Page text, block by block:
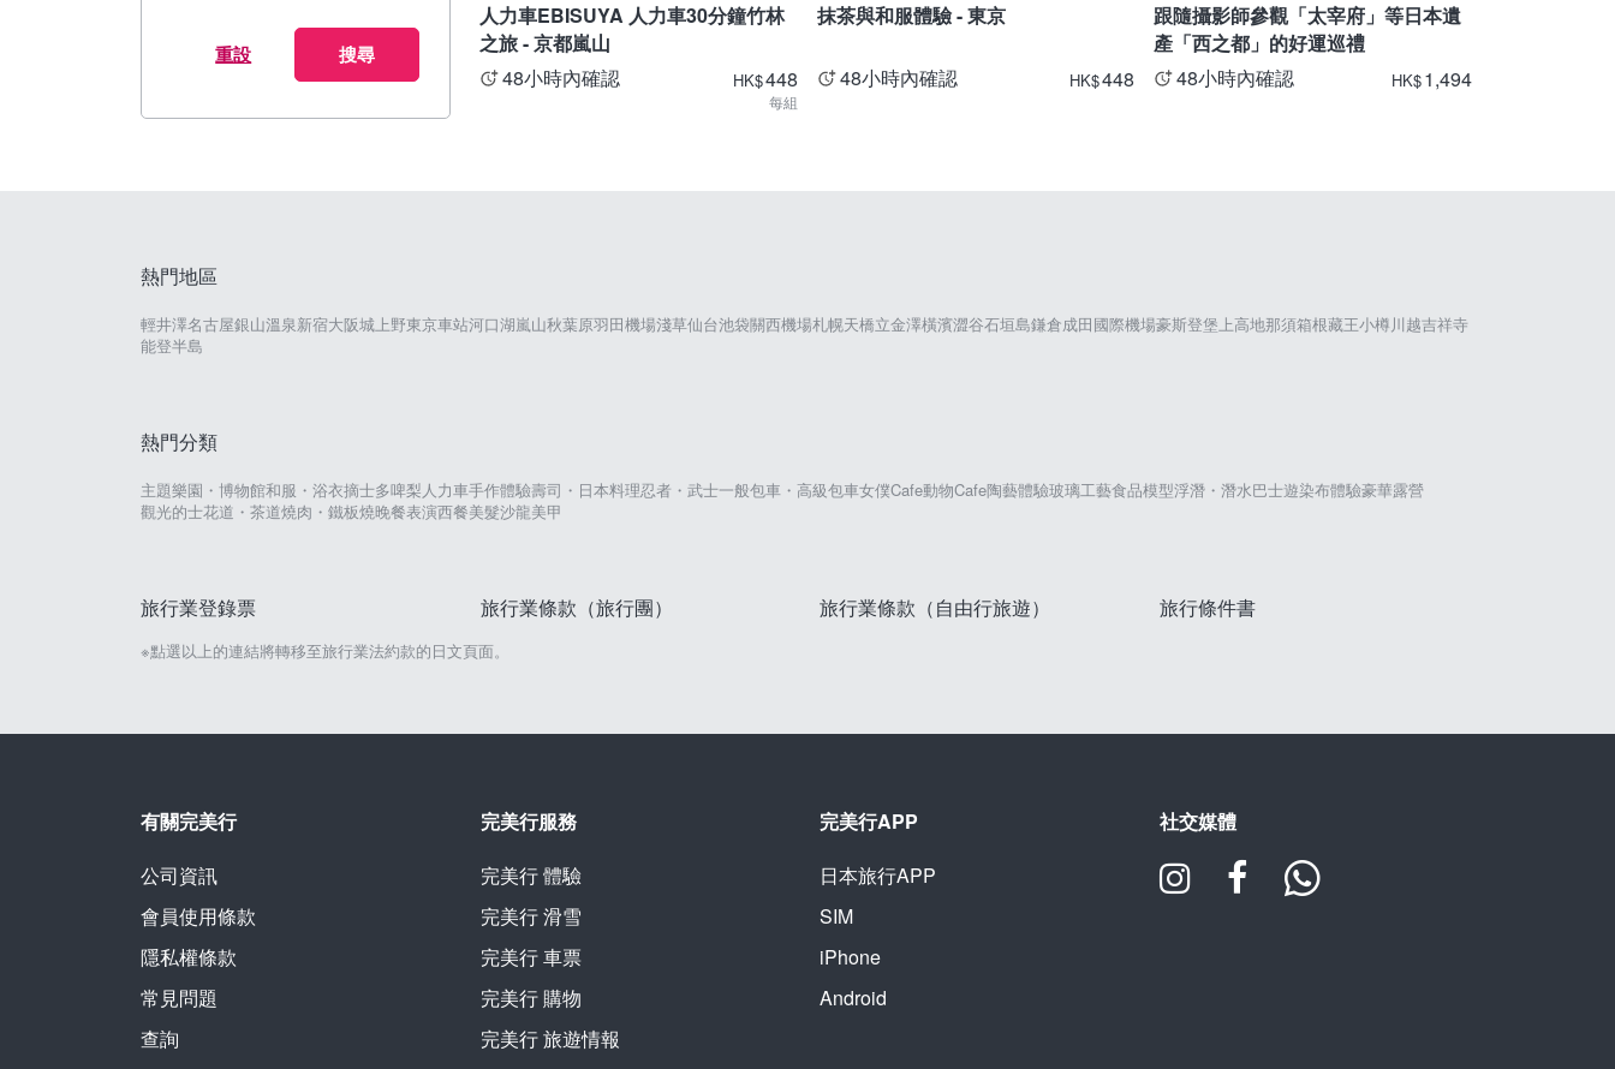
重設 搜尋
人力車EBISUYA 人力車30分鐘竹林
之旅 - 京都嵐山
48小時內確認
HK$448
每組
抹茶與和服體驗 - 東京
48小時內確認 HK$448
跟隨攝影師參觀「太宰府」等日本遺
產「西之都」的好運巡禮
48小時內確認
HK$1,494
熱門地區
輕井澤名古屋銀山溫泉新宿大阪城 上野東京車站河口湖嵐山秋葉原羽田機場淺草仙台池袋關西機場札幌天橋立金澤橫濱澀谷石垣島鎌倉成田國際機場豪斯登堡 上高地那須箱根藏王小樽川越吉祥寺
能登半島
熱門分類
主題樂園・博物館和服・浴衣摘士多啤梨人力車手作體驗壽司・日本料理忍者・武士一般包車・高級包車女僕Cafe動物Cafe陶藝體驗玻璃工藝食品模型浮潛・潛水巴士遊染布體驗豪華露營
觀光的士花道・茶道燒肉・鐵板燒晚餐表演西餐美髮沙龍美甲
旅行業登錄票 旅行業條款（旅行團） 旅行業條款（自由行旅遊） 旅行條件書
※點選以上的連結將轉移至旅行業法約款的日文頁面。
有關完美行
公司資訊
會員使用條款
隱私權條款
常見問題
查詢
完美行服務
完美行體驗
完美行滑雪
完美行車票
完美行購物
完美行旅遊情報
完美行APP
日本旅行APP
SIM
iPhone
Android
社交媒體